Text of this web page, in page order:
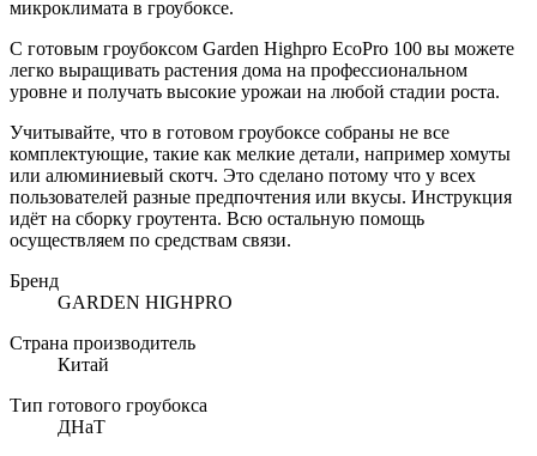
микроклимата в гроубоксе.
С готовым гроубоксом Garden Highpro EcoPro 100 вы можете
легко выращивать растения дома на профессиональном
уровне и получать высокие урожаи на любой стадии роста.
Учитывайте, что в готовом гроубоксе собраны не все
комплектующие, такие как мелкие детали, например хомуты
или алюминиевый скотч. Это сделано потому что у всех
пользователей разные предпочтения или вкусы. Инструкция
идёт на сборку гроутента. Всю остальную помощь
осуществляем по средствам связи.
Бренд
GARDEN HIGHPRO
Страна производитель
Китай
Тип готового гроубокса
ДНаТ